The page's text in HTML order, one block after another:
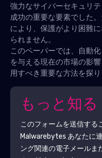
強力なサイバーセキュリ
成功の重要な要素でした
により、保護がより困難
られません。
このペーパーでは、自動
を与える現在の市場の影
用すべき重要な方法を探り
もっと知る
このフォームを送信する
Malwarebytes あなたに
ング関連の電子メールま